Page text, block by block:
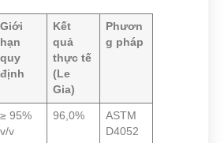
Giới
hạn
quy
định
Kết
quả
thực tế
(Le
Gia)
Phươn
g pháp
≥ 95%
v/v
96,0%
ASTM
D4052